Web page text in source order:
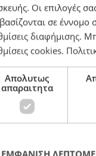
σε
Οι επιλογές
σε έννομο
διαφήμισης.
cookies.
Απολυτως
απαραιτητα